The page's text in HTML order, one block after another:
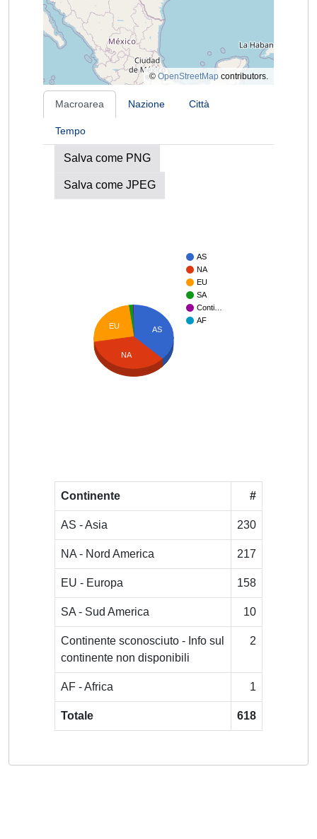
© OpenStreetMap contributors.
Macroarea Nazione Città
Tempo
Salva come PNG
Salva come JPEG
AS
NA
EU
SA
Conti…
AF
AS
EU
NA
Continente #
AS - Asia 230
NA - Nord America 217
EU - Europa 158
SA - Sud America 10
Continente sconosciuto - Info sul
continente non disponibili
2
AF - Africa 1
Totale 618